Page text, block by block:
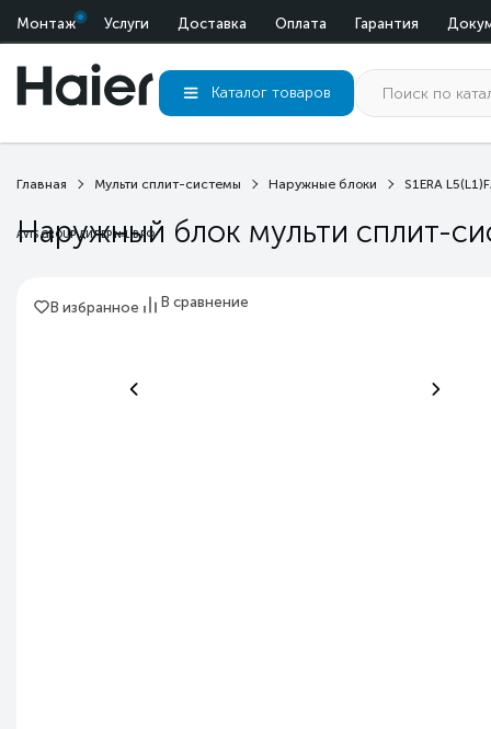
Монтаж Услуги Доставка Оплата Гарантия
AVIS GROUP ДИЛЕР №1 В РФ
Каталог товаров
Главная Мульти сплит-системы Наружные блоки S1ERA
Наружный блок мульти сплит-
В избранное В сравнение